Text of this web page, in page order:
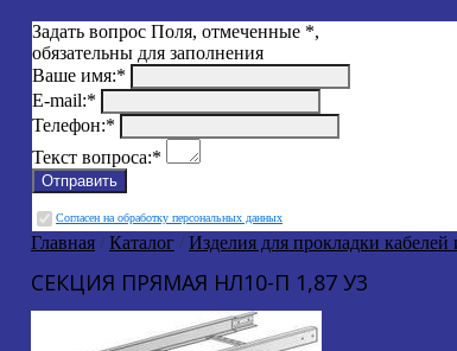
Задать вопрос Поля, отмеченные *,
обязательны для заполнения
Ваше имя:*
E-mail:*
Телефон:*
Текст вопроса:*
Cогласен на обработку персональных данных
Главная /Каталог /Изделия для прокладки кабелей
СЕКЦИЯ ПРЯМАЯ НЛ10-П 1,87 У3